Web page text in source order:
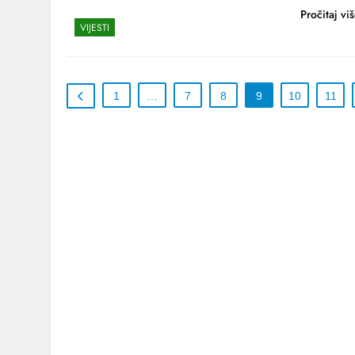
VIJESTI
Pročitaj
1 7 8 9 10 11